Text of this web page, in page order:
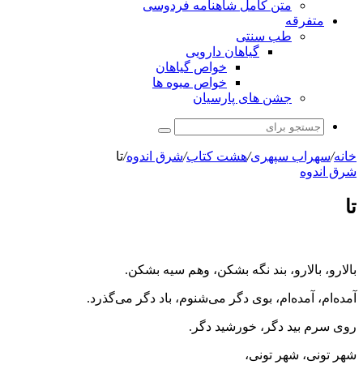
متن کامل شاهنامه فردوسی
متفرقه
طب سنتی
گیاهان دارویی
خواص گیاهان
خواص میوه ها
جشن های پارسیان
جستجو
برای
خانه/سهراب سپهری/هشت کتاب/شرق اندوه/تا
شرق اندوه
تا
بالارو، بالارو، بند نگه بشکن، وهم سیه بشکن.
آمده‌ام، آمده‌ام، بوی دگر می‌شنوم، باد دگر می‌گذرد.
روی سرم بید دگر، خورشید دگر.
شهر تونی، شهر تونی،